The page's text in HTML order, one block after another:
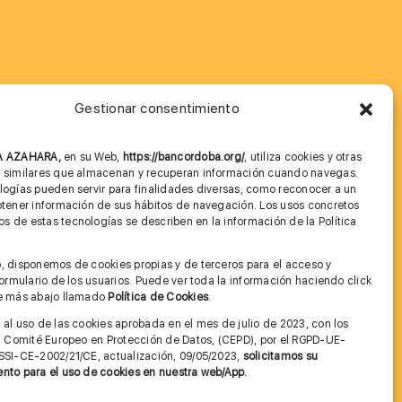
Gestionar consentimiento
AZAHARA, en su Web, https://bancordoba.org/, utiliza cookies y otras
que almacenan y recuperan información cuando navegas.
pueden servir para finalidades diversas, como reconocer a un
información de sus hábitos de navegación. Los usos concretos
de estas tecnologías se describen en la información de la Política
disponemos de cookies propias y de terceros para el acceso y
de los usuarios. Puede ver toda la información haciendo click
más abajo llamado Política de Cookies.
al uso de las cookies aprobada en el mes de julio de 2023, con los
Europeo en Protección de Datos, (CEPD), por el RGPD-UE-
CE-2002/21/CE, actualización, 09/05/2023, solicitamos su
para el uso de cookies en nuestra web/App.
Imagen corporativa
Cita previa FAGA
Condiciones de Uso Web